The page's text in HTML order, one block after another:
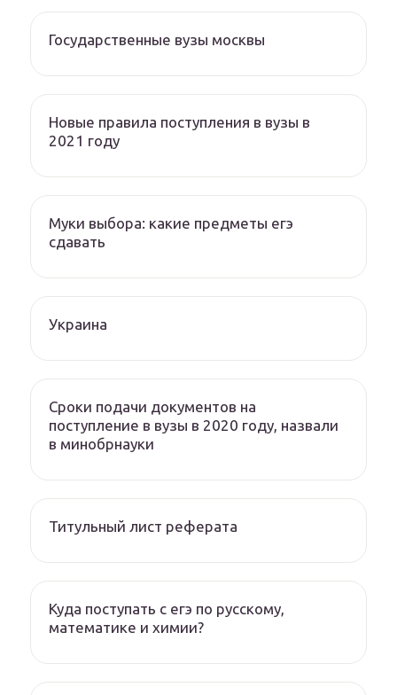
Государственные вузы москвы
Новые правила поступления в вузы в
2021 году
Муки выбора: какие предметы егэ
сдавать
Украина
Сроки подачи документов на
поступление в вузы в 2020 году, назвали
в минобрнауки
Титульный лист реферата
Куда поступать с егэ по русскому,
математике и химии?